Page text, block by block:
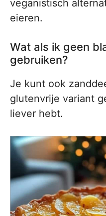
veganistisch
eieren.
Wat als ik geen
gebruiken?
Je kunt ook
glutenvrije variant
liever hebt.